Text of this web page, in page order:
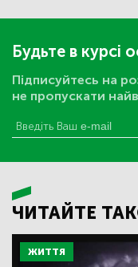
Будьте в курсі
Підписуйтесь на
не пропускати
ЧИТАЙТЕ
ЖИТТЯ